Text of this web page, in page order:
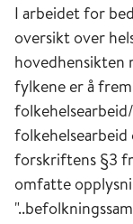
I arbeidet for
oversikt over
hovedhensikten
fylkene er å
forskriftens §3
omfatte